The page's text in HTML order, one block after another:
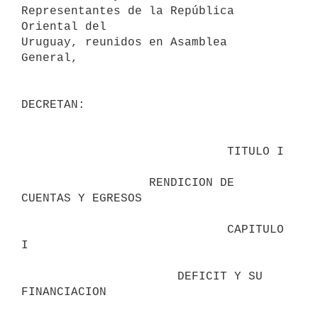
Representantes de la República
Oriental del
Uruguay, reunidos en Asamblea
General,
DECRETAN:
CUENTAS Y EGRESOS
I